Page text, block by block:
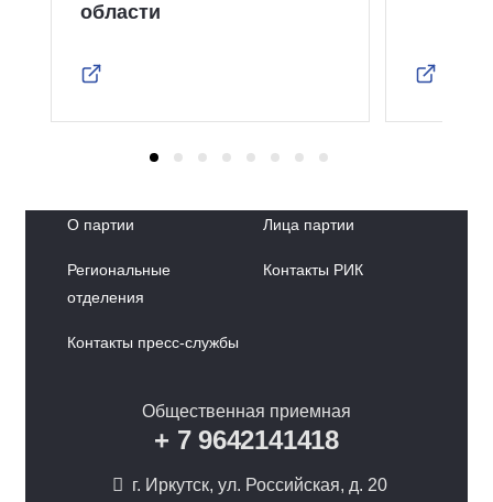
области
О партии Лица партии
Региональные
отделения
Контакты РИК
Контакты пресс-службы
Общественная приемная
+ 7 9642141418
г. Иркутск, ул. Российская, д. 20